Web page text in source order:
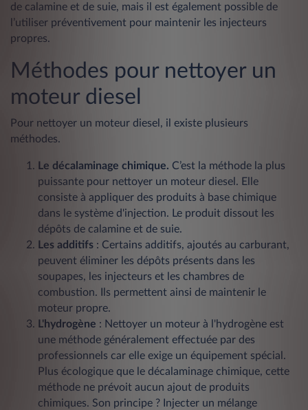
de calamine et de suie, mais il est également possible de
l’utiliser préventivement pour maintenir les injecteurs
propres.
Méthodes pour nettoyer un
moteur diesel
Pour nettoyer un moteur diesel, il existe plusieurs
méthodes.
Le décalaminage chimique. C’est la méthode la plus
puissante pour nettoyer un moteur diesel. Elle
consiste à appliquer des produits à base chimique
dans le système d'injection. Le produit dissout les
dépôts de calamine et de suie.
Les additifs : Certains additifs, ajoutés au carburant,
peuvent éliminer les dépôts présents dans les
soupapes, les injecteurs et les chambres de
combustion. Ils permettent ainsi de maintenir le
moteur propre.
L'hydrogène : Nettoyer un moteur à l'hydrogène est
une méthode généralement effectuée par des
professionnels car elle exige un équipement spécial.
Plus écologique que le décalaminage chimique, cette
méthode ne prévoit aucun ajout de produits
chimiques. Son principe ? Injecter un mélange